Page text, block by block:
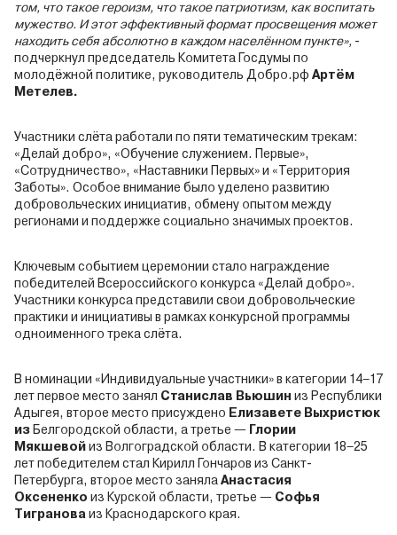
том, что такое героизм, что такое патриотизм, как воспитать
мужество. И этот эффективный формат просвещения может
находить себя абсолютно в каждом населённом пункте», -
подчеркнул председатель Комитета Госдумы по
молодёжной политике, руководитель Добро.рф Артём
Метелев.
Участники слёта работали по пяти тематическим трекам:
«Делай добро», «Обучение служением. Первые»,
«Сотрудничество», «Наставники Первых» и «Территория
Заботы». Особое внимание было уделено развитию
добровольческих инициатив, обмену опытом между
регионами и поддержке социально значимых проектов.
Ключевым событием церемонии стало награждение
победителей Всероссийского конкурса «Делай добро».
Участники конкурса представили свои добровольческие
практики и инициативы в рамках конкурсной программы
одноименного трека слёта.
В номинации «Индивидуальные участники» в категории 14–17
лет первое место занял Станислав Вьюшин из Республики
Адыгея, второе место присуждено Елизавете Выхристюк
из Белгородской области, а третье — Глории
Мякшевойиз Волгоградской области. В категории 18–25
лет победителем стал Кирилл Гончаров из Санкт-
Петербурга, второе место занялаАнастасия
Оксененко из Курской области, третье — Софья
Тиграноваиз Краснодарского края.